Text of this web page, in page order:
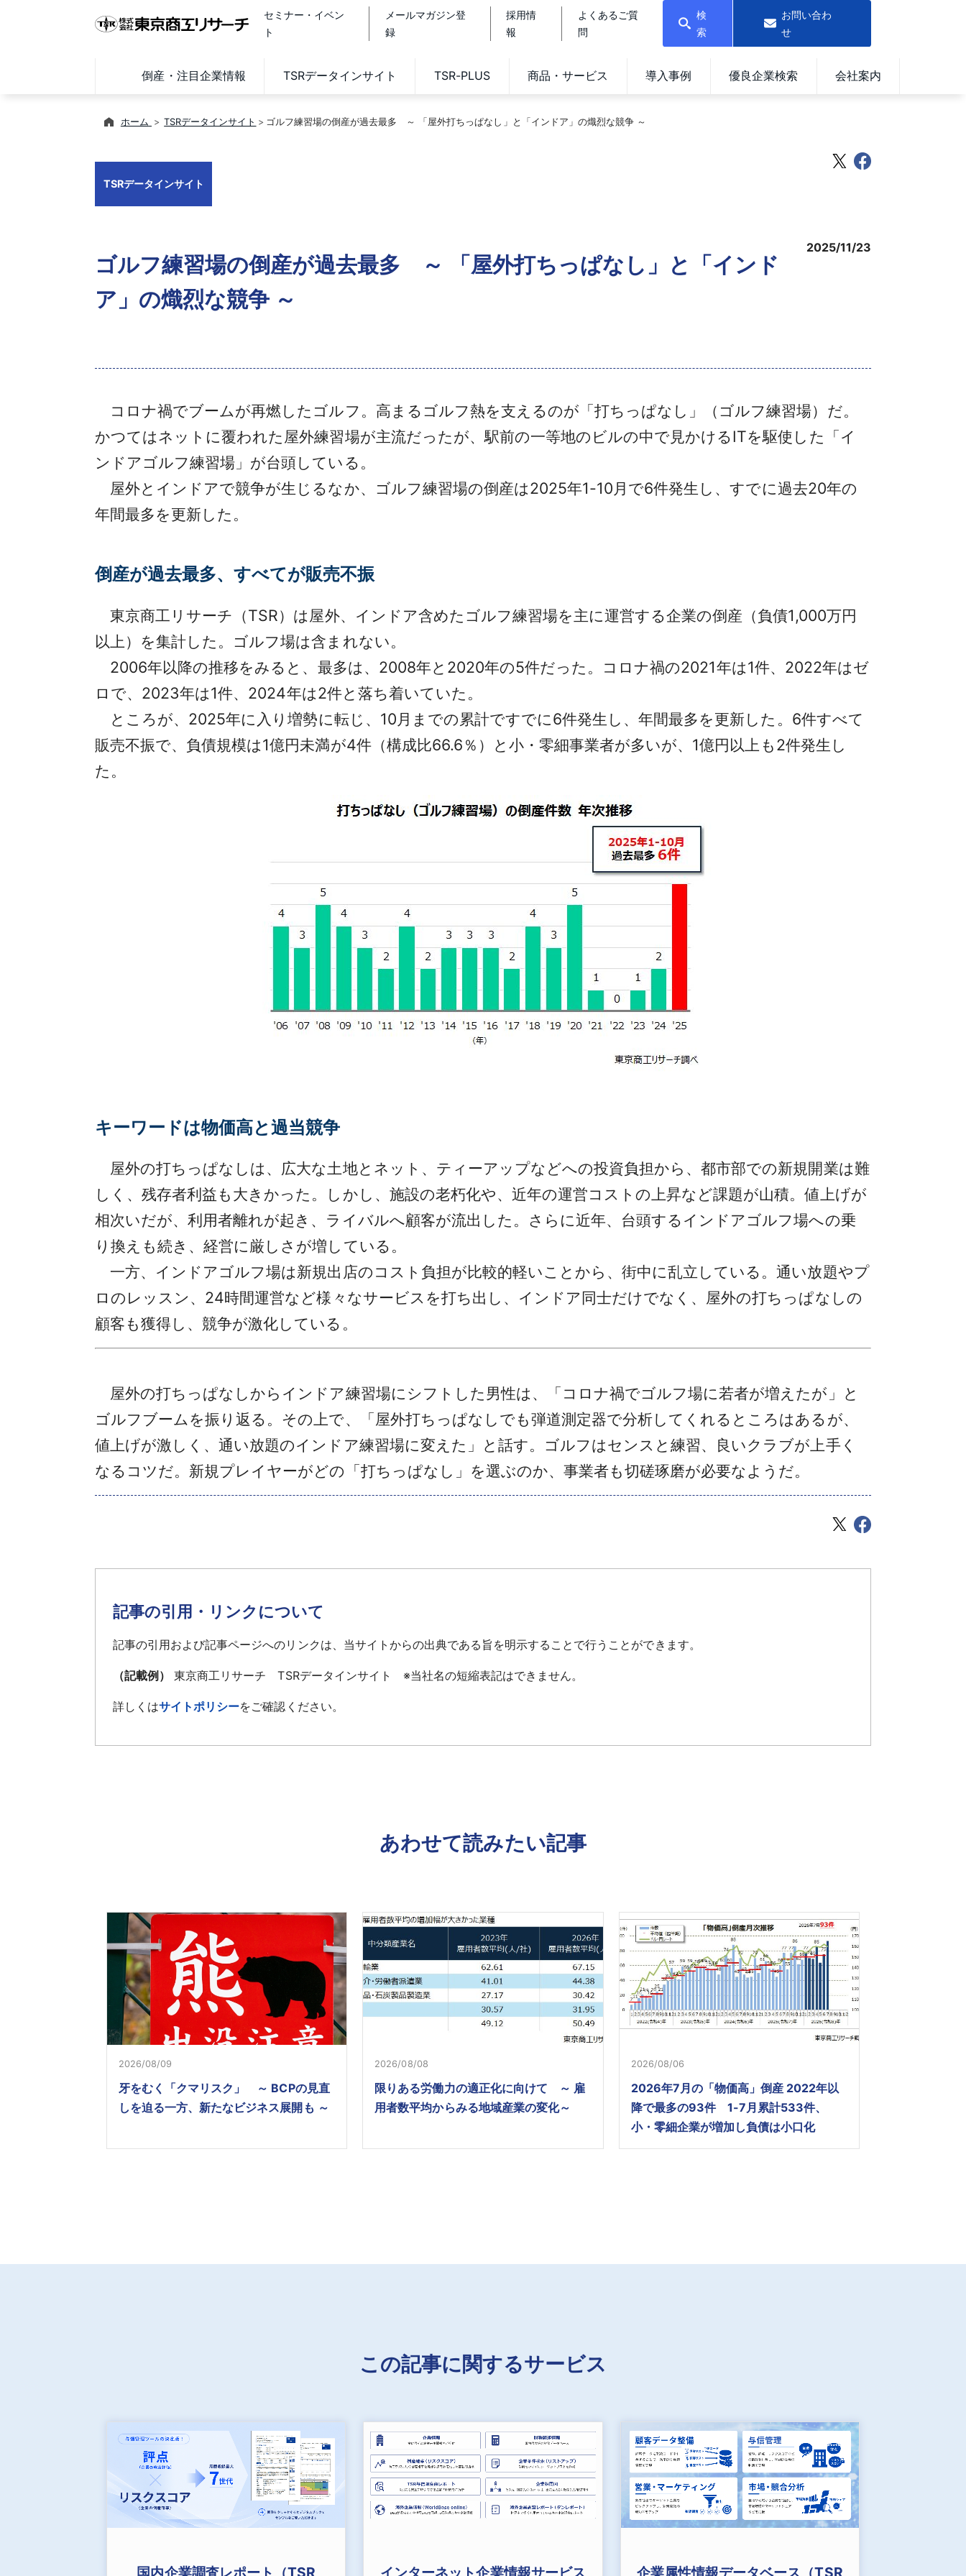
セミナー・イベン
ト
メールマガジン登
録
採用情
報
よくあるご質
問
検
索
お問い合わ
せ
倒産・注目企業情報 TSRデータインサイト TSR-PLUS 商品・サービス 導入事例 優良企業検索 会社案内
ホーム TSRデータインサイト ゴルフ練習場の倒産が過去最多 ～ 「屋外打ちっぱなし」と「インドア」の熾烈な競争 ～
TSRデータインサイト
ゴルフ練習場の倒産が過去最多 ～ 「屋外打ちっぱなし」と「インド
ア」の熾烈な競争 ～
2025/11/23
コロナ禍でブームが再燃したゴルフ。高まるゴルフ熱を支えるのが「打ちっぱなし」（ゴルフ練習場）だ。
かつてはネットに覆われた屋外練習場が主流だったが、駅前の一等地のビルの中で見かけるITを駆使した「イ
ンドアゴルフ練習場」が台頭している。
屋外とインドアで競争が生じるなか、ゴルフ練習場の倒産は2025年1-10月で6件発生し、すでに過去20年の
年間最多を更新した。
倒産が過去最多、すべてが販売不振
東京商工リサーチ（TSR）は屋外、インドア含めたゴルフ練習場を主に運営する企業の倒産（負債1,000万円
以上）を集計した。ゴルフ場は含まれない。
2006年以降の推移をみると、最多は、2008年と2020年の5件だった。コロナ禍の2021年は1件、2022年はゼ
ロで、2023年は1件、2024年は2件と落ち着いていた。
ところが、2025年に入り増勢に転じ、10月までの累計ですでに6件発生し、年間最多を更新した。6件すべて
販売不振で、負債規模は1億円未満が4件（構成比66.6％）と小・零細事業者が多いが、1億円以上も2件発生し
た。
キーワードは物価高と過当競争
屋外の打ちっぱなしは、広大な土地とネット、ティーアップなどへの投資負担から、都市部での新規開業は難
しく、残存者利益も大きかった。しかし、施設の老朽化や、近年の運営コストの上昇など課題が山積。値上げが
相次いだが、利用者離れが起き、ライバルへ顧客が流出した。さらに近年、台頭するインドアゴルフ場への乗
り換えも続き、経営に厳しさが増している。
一方、インドアゴルフ場は新規出店のコスト負担が比較的軽いことから、街中に乱立している。通い放題やプ
ロのレッスン、24時間運営など様々なサービスを打ち出し、インドア同士だけでなく、屋外の打ちっぱなしの
顧客も獲得し、競争が激化している。
屋外の打ちっぱなしからインドア練習場にシフトした男性は、「コロナ禍でゴルフ場に若者が増えたが」と
ゴルフブームを振り返る。その上で、「屋外打ちっぱなしでも弾道測定器で分析してくれるところはあるが、
値上げが激しく、通い放題のインドア練習場に変えた」と話す。ゴルフはセンスと練習、良いクラブが上手く
なるコツだ。新規プレイヤーがどの「打ちっぱなし」を選ぶのか、事業者も切磋琢磨が必要なようだ。
記事の引用・リンクについて
記事の引用および記事ページへのリンクは、当サイトからの出典である旨を明示することで行うことができます。
（記載例） 東京商工リサーチ TSRデータインサイト ※当社名の短縮表記はできません。
詳しくはサイトポリシーをご確認ください。
あわせて読みたい記事
2026/08/09
牙をむく「クマリスク」 ～ BCPの見直
しを迫る一方、新たなビジネス展開も ～
2026/08/08
限りある労働力の適正化に向けて ～ 雇
用者数平均からみる地域産業の変化～
2026/08/06
2026年7月の「物価高」倒産 2022年以
降で最多の93件 1-7月累計533件、
小・零細企業が増加し負債は小口化
この記事に関するサービス